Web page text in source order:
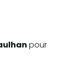
pour